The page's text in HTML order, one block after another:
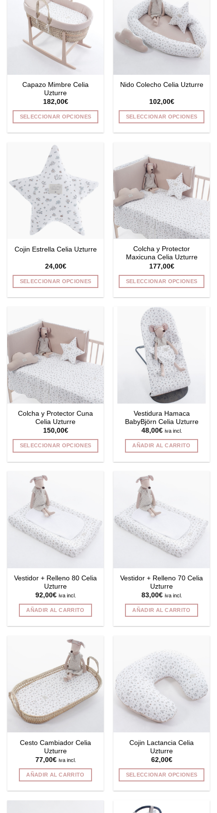
variantes.
Las
opciones
se
pueden
elegir
la
página
producto
Capazo Mimbre Celia
Uzturre
182,00€
SELECCIONAR OPCIONES
tiene
múltiples
variantes.
Las
opciones
se
pueden
elegir
página
producto
Nido Colecho Celia Uzturre
102,00€
SELECCIONAR OPCIONES
múltiples
variantes.
Las
opciones
se
pueden
elegir
en
la
página
de
producto
Cojin Estrella Celia Uzturre
24,00€
SELECCIONAR OPCIONES
múltiples
variantes.
Las
opciones
se
pueden
elegir
en
la
página
de
producto
Colcha y Protector
Maxicuna Celia Uzturre
177,00€
SELECCIONAR OPCIONES
tiene
múltiples
variantes.
Las
opciones
se
pueden
elegir
en
la
página
de
Colcha y Protector Cuna
Celia Uzturre
150,00€
SELECCIONAR OPCIONES
Las
opciones
pueden
elegir
la
página
de
producto
Vestidura Hamaca
BabyBjörn Celia Uzturre
48,00€ iva incl.
AÑADIR AL CARRITO
Vestidor + Relleno 80 Celia
Uzturre
92,00€ iva incl.
AÑADIR AL CARRITO
Vestidor + Relleno 70 Celia
Uzturre
83,00€ iva incl.
AÑADIR AL CARRITO
Cesto Cambiador Celia
Uzturre
77,00€ iva incl.
AÑADIR AL CARRITO
Cojin Lactancia Celia
Uzturre
62,00€
SELECCIONAR OPCIONES